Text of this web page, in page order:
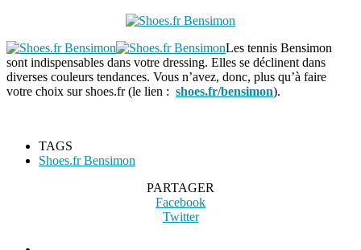
Les tennis Bensimon
sont indispensables dans votre dressing. Elles se déclinent dans
diverses couleurs tendances. Vous n’avez, donc, plus qu’à faire
votre choix sur shoes.fr (le lien : shoes.fr/bensimon).
TAGS
Shoes.fr Bensimon
PARTAGER
Facebook
Twitter